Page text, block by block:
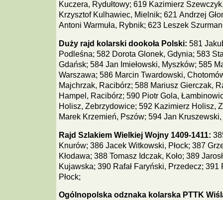
Kuczera, Rydułtowy; 619 Kazimierz
Krzysztof Kulhawiec, Mielnik; 621 Andrzej
Antoni Warmuła, Rybnik; 623 Leszek
Duży rajd kolarski dookoła Polski: 581
Podleśna; 582 Dorota Glonek, Gdynia; 583
Gdańsk; 584 Jan Imiełowski, Myszków; 585
Warszawa; 586 Marcin Twardowski,
Majchrzak, Racibórz; 588 Mariusz Gierczak,
Hampel, Racibórz; 590 Piotr Gola,
Holisz, Zebrzydowice; 592 Kazimierz Holisz,
Marek Krzemień, Pszów; 594 Jan
Rajd Szlakiem Wielkiej Wojny 1409-1411:
Knurów; 386 Jacek Witkowski, Płock; 387
Kłodawa; 388 Tomasz Idczak, Koło; 389
Kujawska; 390 Rafał Faryński, Przedecz;
Płock;
Ogólnopolska odznaka kolarska PTTK